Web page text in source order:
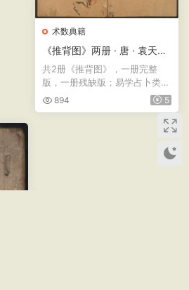
术数典籍
《推背图》两册 · 唐 · 袁天罡
李淳风 · 残缺版本 · 哈佛燕京
图书馆藏
共2册《推背图》，一册完整
版，一册残缺版；易学占卜类经
典古籍。《推背图》又称《...
894 5